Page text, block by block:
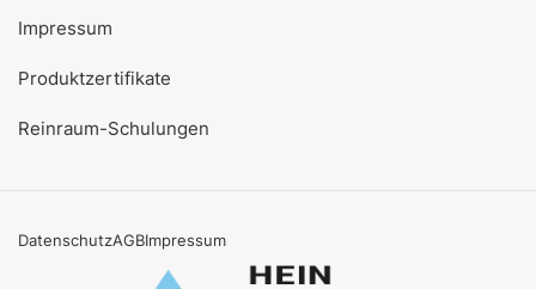
Impressum
Produktzertifikate
Reinraum-Schulungen
DatenschutzAGBImpressum